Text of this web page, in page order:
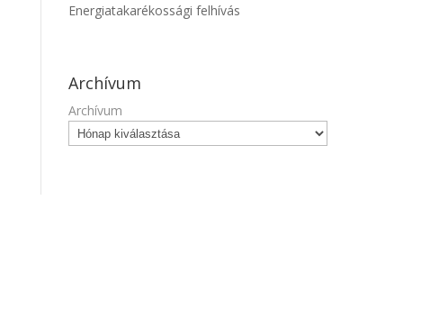
Energiatakarékossági felhívás
Archívum
Archívum